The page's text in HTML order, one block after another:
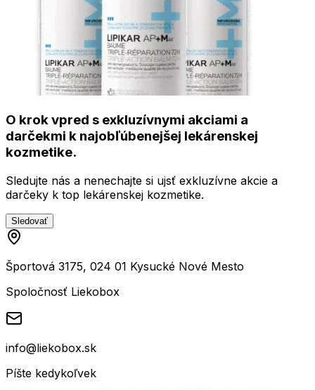
O krok vpred s exkluzívnymi akciami a
darčekmi k najobľúbenejšej lekárenskej
kozmetike.
Sledujte nás a nenechajte si ujsť exkluzívne akcie a
darčeky k top lekárenskej kozmetike.
Sledovať
Športová 3175, 024 01 Kysucké Nové Mesto
Spoločnosť Liekobox
info@liekobox.sk
Píšte kedykoľvek